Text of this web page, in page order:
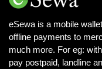
eSewa is a mobile
offline payments to
much more. For eg:
pay postpaid, landline